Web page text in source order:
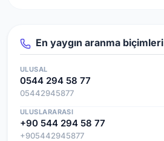
En yaygın aranma biçimleri
ULUSAL
0544 294 58 77
05442945877
ULUSLARARASI
+90 544 294 58 77
+905442945877